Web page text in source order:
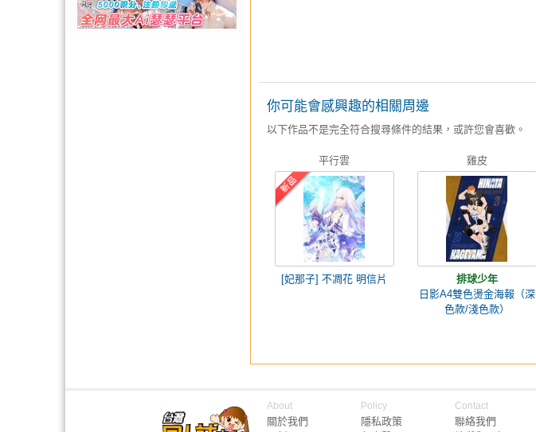
你可能會感興趣的相關周邊
以下作品不是完全符合搜尋條件的結果，或許您會喜歡。
平行雲
[妃那子] 不凋花 明信片
雞皮
排球少年
日影A4雙色燙金海報（深
色款/淺色款）
About
關於我們
Policy
隱私政策
Contact
聯絡我們